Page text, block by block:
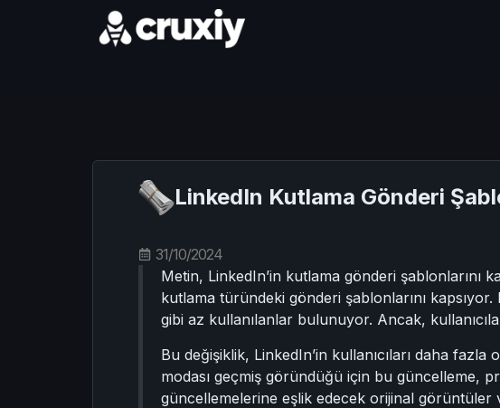
LinkedIn Kutlama Gönderi
31/10/2024
Metin, LinkedIn’in kutlama gönderi şablonlarını
kutlama türündeki gönderi şablonlarını
gibi az kullanılanlar bulunuyor. Ancak,
Bu değişiklik, LinkedIn’in kullanıcıları daha
modası geçmiş göründüğü için bu güncelleme,
güncellemelerine eşlik edecek orijinal görüntüler